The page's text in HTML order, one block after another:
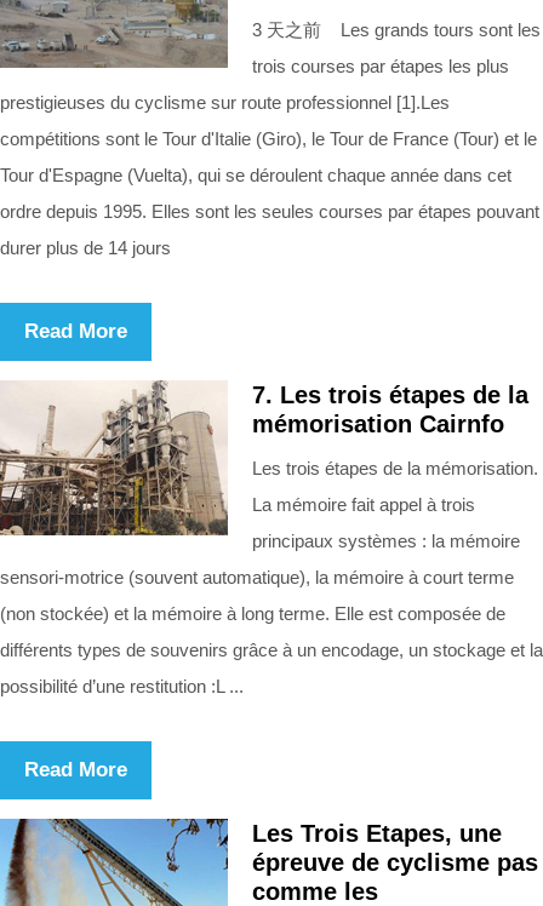
3 天之前 Les grands tours sont les
trois courses par étapes les plus
prestigieuses du cyclisme sur route professionnel [1].Les
compétitions sont le Tour d'Italie (Giro), le Tour de France (Tour) et le
Tour d'Espagne (Vuelta), qui se déroulent chaque année dans cet
ordre depuis 1995. Elles sont les seules courses par étapes pouvant
durer plus de 14 jours
Read More
7. Les trois étapes de la
mémorisation Cairnfo
Les trois étapes de la mémorisation.
La mémoire fait appel à trois
principaux systèmes : la mémoire
sensori-motrice (souvent automatique), la mémoire à court terme
(non stockée) et la mémoire à long terme. Elle est composée de
différents types de souvenirs grâce à un encodage, un stockage et la
possibilité d’une restitution :L ...
Read More
Les Trois Etapes, une
épreuve de cyclisme pas
comme les